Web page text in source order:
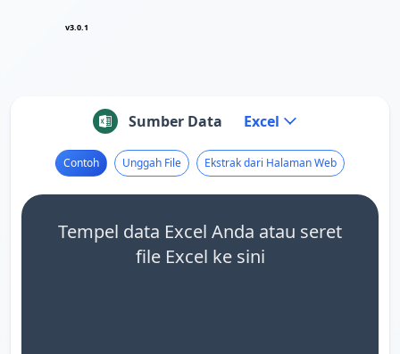
v3.0.1
Sumber Data Excel
Contoh Unggah File Ekstrak dari Halaman Web
Tempel data Excel Anda atau seret
file Excel ke sini